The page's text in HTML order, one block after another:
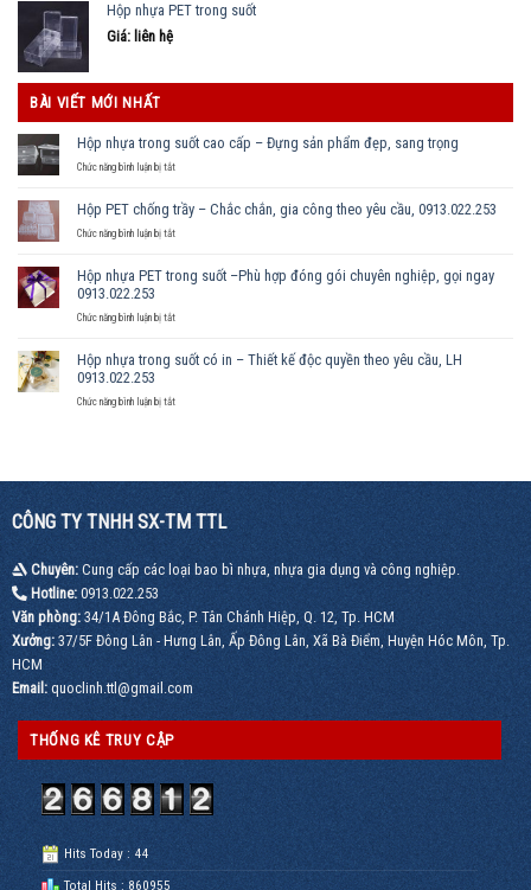
Hộp nhựa PET trong suốt
Giá: liên hệ
BÀI VIẾT MỚI NHẤT
Hộp nhựa trong suốt cao cấp – Đựng sản phẩm đẹp, sang trọng
Chức năng bình luận bị tắtở
nhựa
trong
suốt
–
sản
sang
Hộp PET chống trầy – Chắc chắn, gia công theo yêu cầu, 0913.022.253
Chức năng bình luận bị tắtở
chống
–
gia
theo
Hộp nhựa PET trong suốt –Phù hợp đóng gói chuyên nghiệp, gọi ngay
0913.022.253
Chức năng bình luận bị tắtở
PET
suốt
gói
nghiệp,
gọi
ngay
0913.022.253
Hộp nhựa trong suốt có in – Thiết kế độc quyền theo yêu cầu, LH
0913.022.253
Chức năng bình luận bị tắtở
có
–
độc
quyền
yêu
LH
0913.022.253
CÔNG TY TNHH SX-TM TTL
Chuyên:Cung cấp các loại bao bì nhựa, nhựa gia dụng và công nghiệp.
Hotline: 0913.022.253
Văn phòng: 34/1A Đông Bắc, P. Tân Chánh Hiệp, Q. 12, Tp. HCM
Xưởng: 37/5F Đông Lân - Hưng Lân, Ấp Đông Lân, Xã Bà Điểm, Huyện Hóc Môn, Tp.
HCM
Email: quoclinh.ttl@gmail.com
THỐNG KÊ TRUY CẬP
Hits Today : 44
Total Hits : 860955